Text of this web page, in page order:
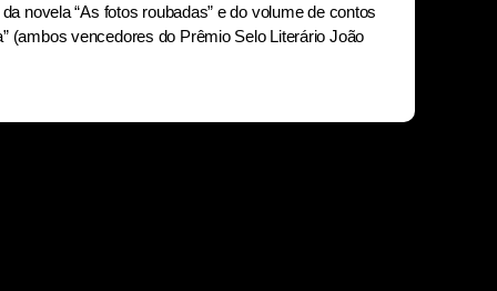
novela “As fotos roubadas” e do volume de contos
(ambos vencedores do Prêmio Selo Literário João